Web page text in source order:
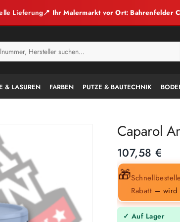
Lieferung📍 Ihr Malermarkt vor Ort: Bahrenfelder
& LASUREN FARBEN PUTZE & BAUTECHNIK
Caparol
107,58€
🎁
Rabatt – wird
✓ Auf Lager